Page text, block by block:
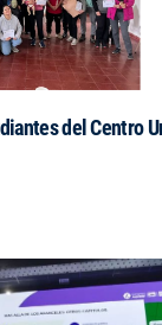
del Centro